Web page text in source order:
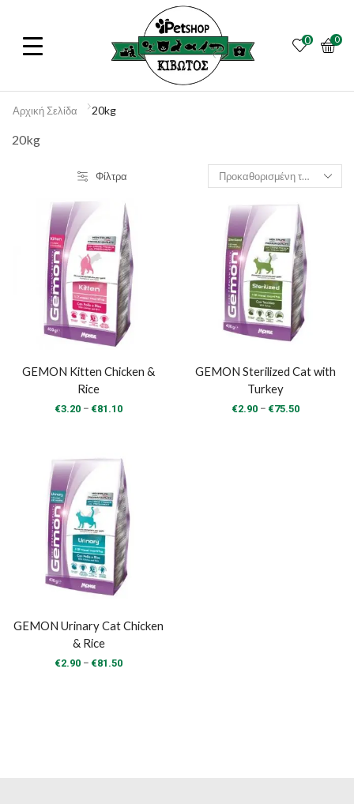
0 0
Αρχική Σελίδα 20kg
20kg
Φίλτρα
GEMON Kitten Chicken &
Rice
€3.20 – €81.10Price
€81.10
GEMON Sterilized Cat with
Turkey
€2.90 – €75.50Price
GEMON Urinary Cat Chicken
& Rice
€2.90 – €81.50Price